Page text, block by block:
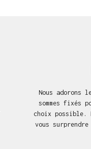
Nous adorons
sommes
choix possible.
vous surprendre